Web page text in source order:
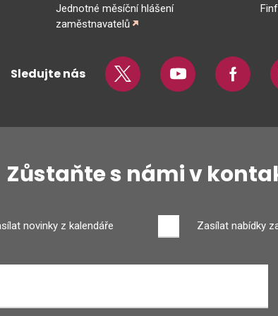
Jednotné měsíční hlášení
zaměstnavatelů
Sledujte nás Twitter Youtube Facebook
Zůstaňte s námi v
novinky z kalendáře Zasílat nabídky